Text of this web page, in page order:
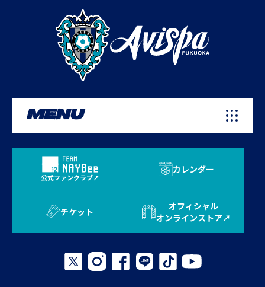
MENU
公式ファンクラブ
カレンダー
チケット
オフィシャル
オンラインストア